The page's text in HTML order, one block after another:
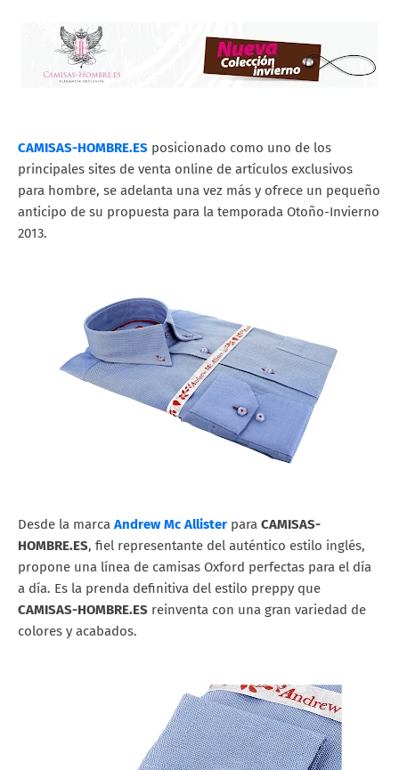
CAMISAS-HOMBRE.ES posicionado como uno de los
principales sites de venta online de artículos exclusivos
para hombre, se adelanta una vez más y ofrece un pequeño
anticipo de su propuesta para la temporada Otoño-Invierno
2013.
Desde la marca Andrew Mc Allister para CAMISAS-
HOMBRE.ES, fiel representante del auténtico estilo inglés,
propone una línea de camisas Oxford perfectas para el día
a día. Es la prenda definitiva del estilo preppy que
CAMISAS-HOMBRE.ES reinventa con una gran variedad de
colores y acabados.